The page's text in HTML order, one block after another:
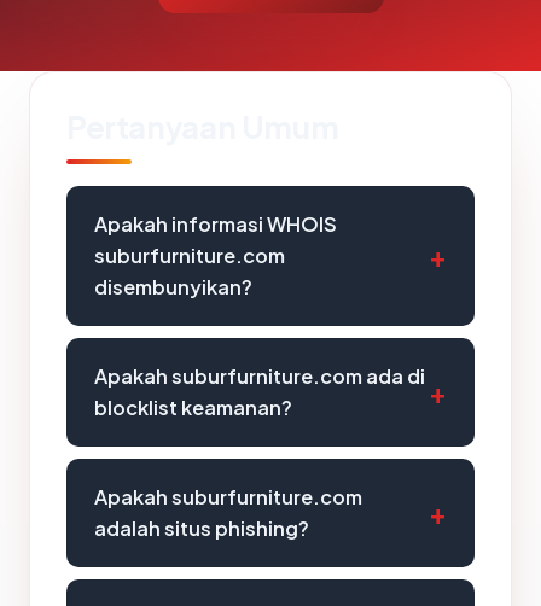
Apakah informasi WHOIS
suburfurniture.com
disembunyikan?
Apakah suburfurniture.com ada di
blocklist keamanan?
Apakah suburfurniture.com
adalah situs phishing?